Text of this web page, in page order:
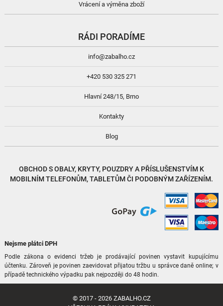
Vrácení a výměna zboží
RÁDI PORADÍME
info@zabalho.cz
+420 530 325 271
Hlavní 248/15, Brno
Kontakty
Blog
OBCHOD SOBALY, KRYTY, POUZDRYA PŘÍSLUŠENSTVÍM K
MOBILNÍM TELEFONŮM, TABLETŮM ČI PODOBNÝM ZAŘÍZENÍM.
Nejsme plátci DPH
Podle zákona o evidenci tržeb je prodávající povinen vystavit kupujícímu
účtenku. Zároveň je povinen zaevidovat přijatou tržbu u správce daně online; v
případě technického výpadku pak nejpozději do 48 hodin.
© 2017 - 2026 ZABALHO.CZ